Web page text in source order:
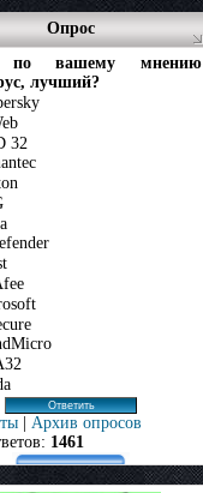
Опрос
по вашему мнению
лучший?
32
| Архив опросов
1461